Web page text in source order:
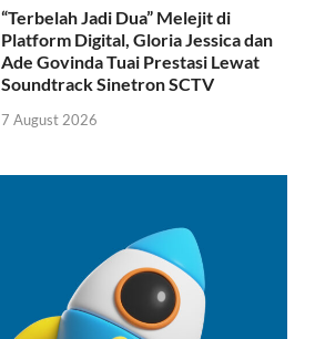
“Terbelah Jadi Dua” Melejit di
Platform Digital, Gloria Jessica dan
Ade Govinda Tuai Prestasi Lewat
Soundtrack Sinetron SCTV
7 August 2026